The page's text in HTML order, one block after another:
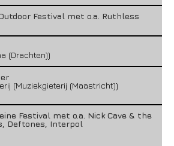
Festival met o.a. Ruthless
(Drachten))
(Muziekgieterij (Maastricht))
Festival met o.a. Nick Cave & the
Deftones, Interpol